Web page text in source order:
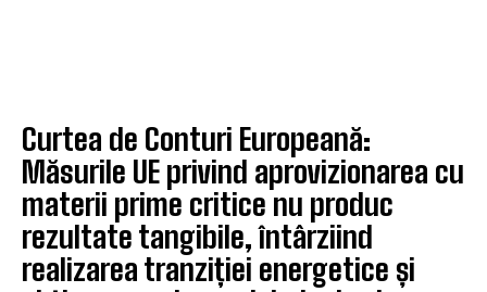
Curtea de Conturi Europeană:
Măsurile UE privind aprovizionarea cu
materii prime critice nu produc
rezultate tangibile, întârziind
realizarea tranziției energetice și